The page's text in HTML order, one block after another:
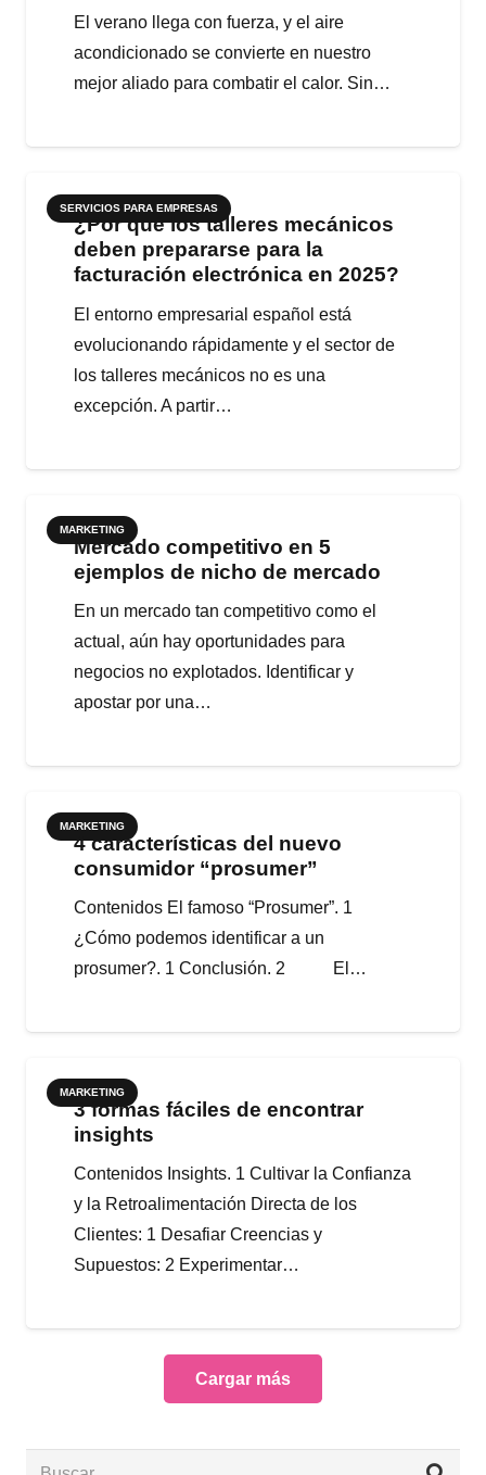
El verano llega con fuerza, y el aire
acondicionado se convierte en nuestro
mejor aliado para combatir el calor. Sin…
SERVICIOS PARA EMPRESAS
¿Por qué los talleres mecánicos
deben prepararse para la
facturación electrónica en 2025?
El entorno empresarial español está
evolucionando rápidamente y el sector de
los talleres mecánicos no es una
excepción. A partir…
MARKETING
Mercado competitivo en 5
ejemplos de nicho de mercado
En un mercado tan competitivo como el
actual, aún hay oportunidades para
negocios no explotados. Identificar y
apostar por una…
MARKETING
4 características del nuevo
consumidor “prosumer”
Contenidos El famoso “Prosumer”. 1
¿Cómo podemos identificar a un
prosumer?. 1 Conclusión. 2 El…
MARKETING
3 formas fáciles de encontrar
insights
Contenidos Insights. 1 Cultivar la Confianza
y la Retroalimentación Directa de los
Clientes: 1 Desafiar Creencias y
Supuestos: 2 Experimentar…
Cargar más